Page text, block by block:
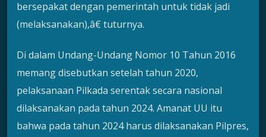
bersepakat dengan pemerintah untuk tidak jadi
(melaksanakan),â€ tuturnya.
Di dalam Undang-Undang Nomor 10 Tahun 2016
memang disebutkan setelah tahun 2020,
pelaksanaan Pilkada serentak secara nasional
dilaksanakan pada tahun 2024. Amanat UU itu
bahwa pada tahun 2024 harus dilaksanakan Pilpres,